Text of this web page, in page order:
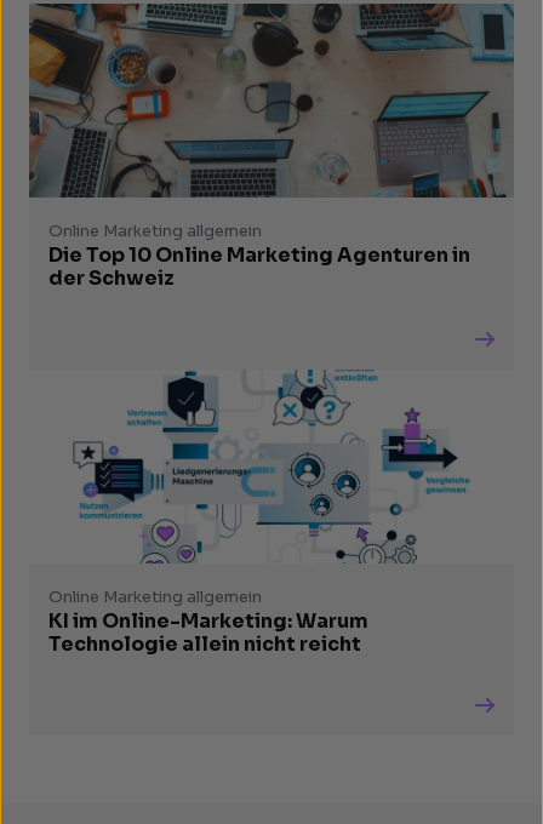
Online Marketing allgemein
Die Top 10 Online Marketing Agenturen in
der Schweiz
Online Marketing allgemein
KI im Online-Marketing: Warum
Technologie allein nicht reicht